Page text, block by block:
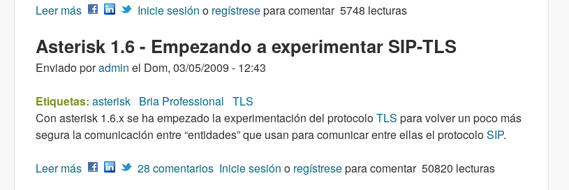
Leer más sobre Conociendo el protocolo SIP
Inicie sesión o regístresepara comentar 5748 lecturas
Asterisk 1.6 - Empezando a experimentar SIP-TLS
Enviado poradmin el Dom, 03/05/2009 - 12:43
Etiquetas: asterisk Bria Professional TLS
Con asterisk 1.6.x se ha empezado la experimentación del protocoloTLS para volver un poco más
segura la comunicación entre “entidades” que usan para comunicar entre ellas el protocoloSIP.
Leer más sobre Asterisk 1.6 - Empezando a experimentar SIP-TLS
28 comentarios Inicie sesión o regístresepara comentar 50820 lecturas